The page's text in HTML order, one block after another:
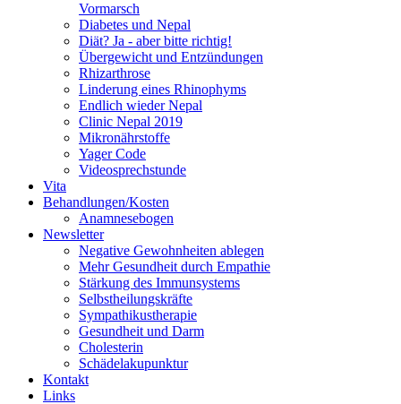
Vormarsch
Diabetes und Nepal
Diät? Ja - aber bitte richtig!
Übergewicht und Entzündungen
Rhizarthrose
Linderung eines Rhinophyms
Endlich wieder Nepal
Clinic Nepal 2019
Mikronährstoffe
Yager Code
Videosprechstunde
Vita
Behandlungen/Kosten
Anamnesebogen
Newsletter
Negative Gewohnheiten ablegen
Mehr Gesundheit durch Empathie
Stärkung des Immunsystems
Selbstheilungskräfte
Sympathikustherapie
Gesundheit und Darm
Cholesterin
Schädelakupunktur
Kontakt
Links